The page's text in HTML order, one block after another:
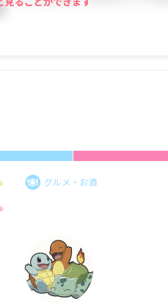
グルメ・お酒